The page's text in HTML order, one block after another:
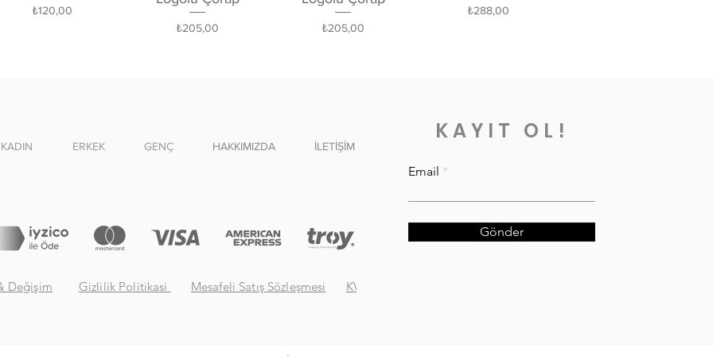
Fiyat
₺120,00
Fiyat
₺205,00 Fiyat
₺205,00
Fiyat
₺288,00
KADIN ERKEK GENÇ HAKKIMIZDA İLETİŞİM
Değişim Gizlilik Politikasi Mesafeli Satış Sözleşmesi KVKK
KAYIT OL!
Email
Gönder